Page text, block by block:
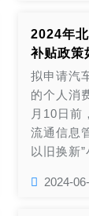
能源汽车
乘用车或
油乘用车
买新能源
买2.0 升
车补 1.5
换新补贴
起申请补
通知标准
2024年
补贴政策
拟申请汽
的个人消
月10日前
流通信息
以旧换新
份信息，
2024-